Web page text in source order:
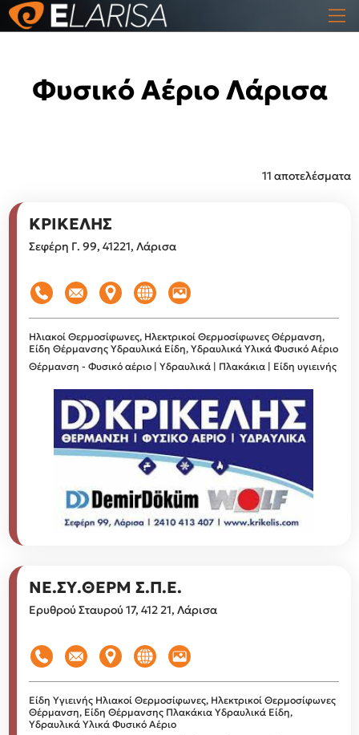
Φυσικό Αέριο Λάρισα
11 αποτελέσματα
ΚΡΙΚΕΛΗΣ
Σεφέρη Γ. 99, 41221, Λάρισα
Ηλιακοί Θερμοσίφωνες, Ηλεκτρικοί Θερμοσίφωνες Θέρμανση,
Είδη Θέρμανσης Υδραυλικά Είδη, Υδραυλικά Υλικά Φυσικό Αέριο
Θέρμανση - Φυσικό αέριο | Υδραυλικά | Πλακάκια | Είδη υγιεινής
ΝΕ.ΣΥ.ΘΕΡΜ Σ.Π.Ε.
Ερυθρού Σταυρού 17, 412 21, Λάρισα
Είδη Υγιεινής Ηλιακοί Θερμοσίφωνες, Ηλεκτρικοί Θερμοσίφωνες
Θέρμανση, Είδη Θέρμανσης Πλακάκια Υδραυλικά Είδη,
Υδραυλικά Υλικά Φυσικό Αέριο